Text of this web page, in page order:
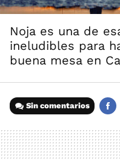
Noja es una de
ineludibles para
buena mesa en
Sin comentarios